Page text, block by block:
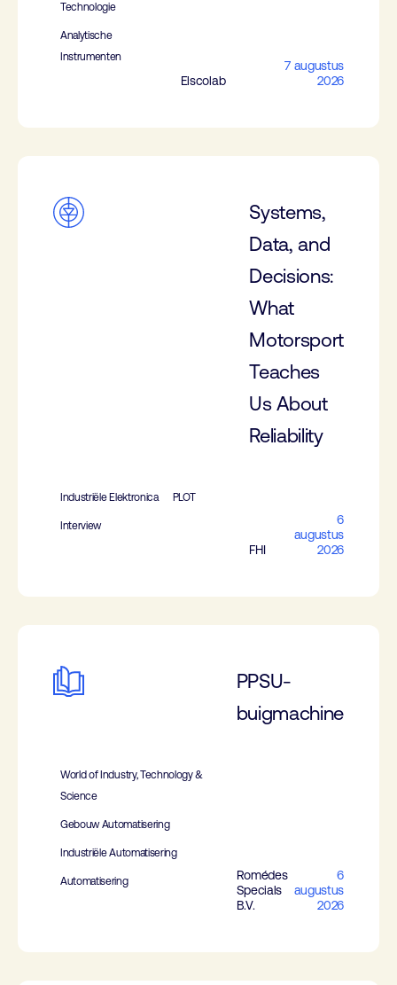
Technologie
Analytische
Instrumenten
Elscolab
7 augustus
2026
Systems,
Data, and
Decisions:
What
Motorsport
Teaches
Us About
Reliability
Industriële Elektronica PLOT
Interview
FHI
6
augustus
2026
PPSU-
buigmachine
World of Industry, Technology &
Science
Gebouw Automatisering
Industriële Automatisering
Automatisering
Romédes
Specials
B.V.
6
augustus
2026